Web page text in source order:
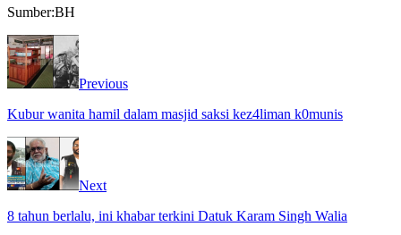
Sumber:BH
Previous
Kubur wanita hamil dalam masjid saksi kez4liman k0munis
Next
8 tahun berlalu, ini khabar terkini Datuk Karam Singh Walia